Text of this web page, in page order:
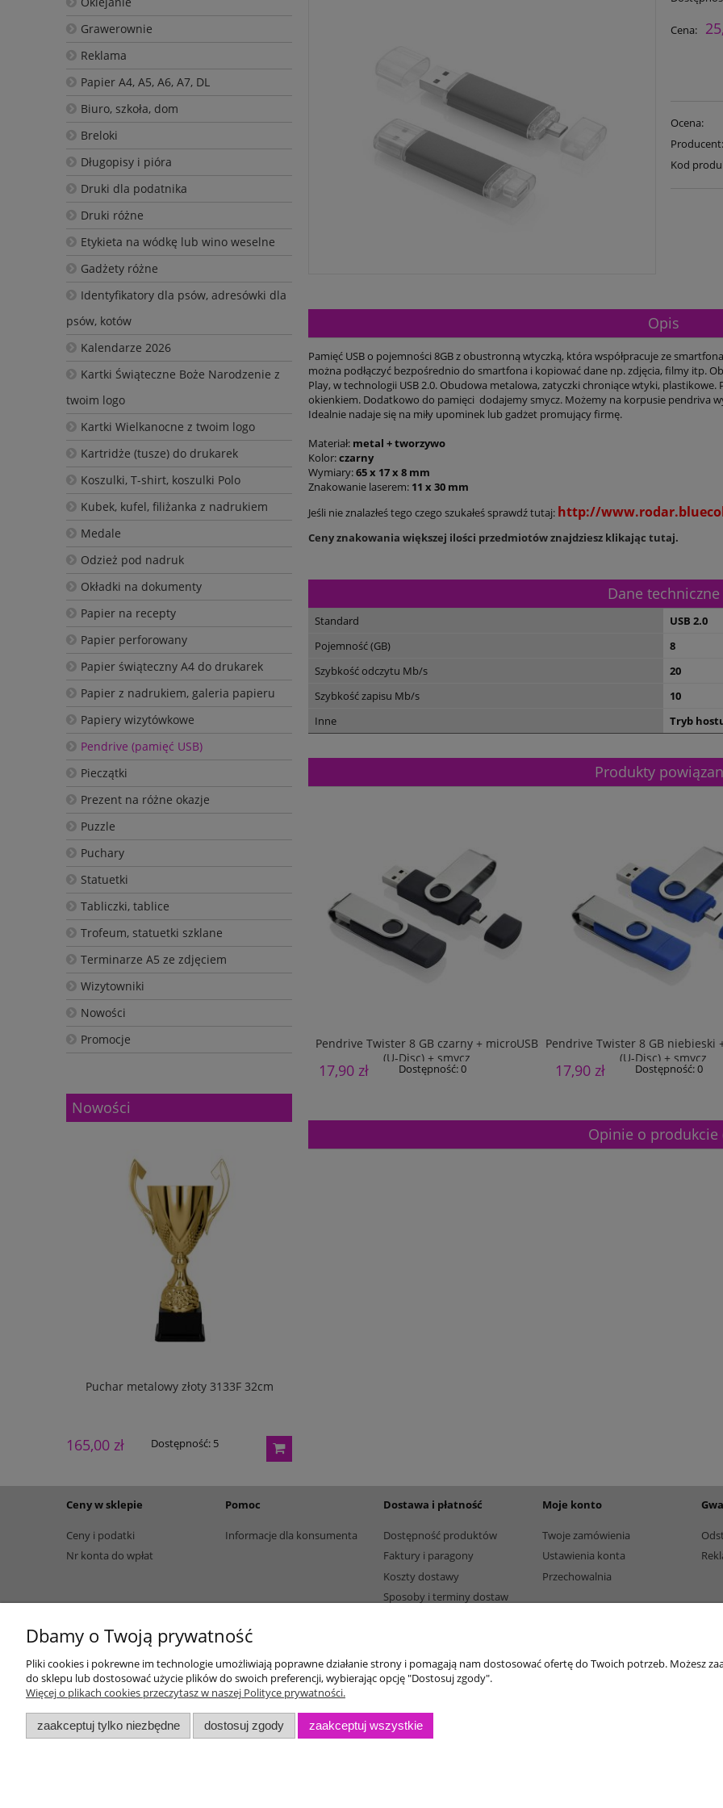
Grawerownie
Reklama
Papier A4, A5, A6, A7, DL
Biuro, szkoła, dom
Breloki
Długopisy i pióra
Druki dla podatnika
Druki różne
Etykieta na wódkę lub wino weselne
Gadżety różne
Identyfikatory dla psów, adresówki dla
psów, kotów
Kalendarze 2026
Kartki Świąteczne Boże Narodzenie z
twoim logo
Kartki Wielkanocne z twoim logo
Kartridże (tusze) do drukarek
Koszulki, T-shirt, koszulki Polo
Kubek, kufel, filiżanka z nadrukiem
Medale
Odzież pod nadruk
Okładki na dokumenty
Papier na recepty
Papier perforowany
Papier świąteczny A4 do drukarek
Papier z nadrukiem, galeria papieru
Papiery wizytówkowe
Pendrive (pamięć USB)
Pieczątki
Prezent na różne okazje
Puzzle
Puchary
Statuetki
Tabliczki, tablice
Trofeum, statuetki szklane
Terminarze A5 ze zdjęciem
Wizytowniki
Nowości
Promocje
Nowości
Puchar metalowy złoty 3133F 32cm
165,00 zł Dostępność: 5
Cena:
Ocena:
Producent:
Kod
Opis
Pamięć USB o pojemności 8GB z obustronną wtyczką, która współpracuje ze
można podłączyć bezpośrednio do smartfona i kopiować dane np. zdjęcia, filmy itp.
Play, w technologii USB 2.0. Obudowa metalowa, zatyczki chroniące wtyki,
okienkiem. Dodatkowo do pamięci dodajemy smycz. Możemy na korpusie pendriva
Idealnie nadaje się na miły upominek lub gadżet promujący firmę.
Materiał: metal + tworzywo
Kolor:czarny
Wymiary:65 x 17 x 8 mm
Znakowanie laserem: 11 x 30 mm
Jeśli nie znalazłeś tego czego szukałeś sprawdź tutaj: http://
Ceny znakowania większej ilości przedmiotów znajdziesz klikając tutaj.
Dane techniczne
Standard
USB 2.0
Pojemność (GB)
8
Szybkość odczytu Mb/s
20
Szybkość zapisu Mb/s
10
Inne
Tryb
Produkty
Pendrive Twister 8 GB czarny + microUSB
(U-Disc) + smycz
17,90 zł Dostępność:0
Pendrive Twister 8 GB niebieski
(U-Disc) + smycz
17,90 zł Dostępność:0
Opinie o produkcie
Ceny w sklepie
Ceny i podatki
Nr konta do wpłat
Pomoc
Informacje dla konsumenta
Dostawa i płatność
Dostępność produktów
Faktury i paragony
Koszty dostawy
Sposoby i terminy dostaw
Moje konto
Twoje zamówienia
Ustawienia konta
Przechowalnia
Dbamy o Twoją prywatność
Pliki cookies i pokrewne im technologie umożliwiają poprawne działanie strony i pomagają nam dostosować ofertę do Twoich potrzeb. Możesz
do sklepu lub dostosować użycie plików do swoich preferencji, wybierając opcję "Dostosuj zgody".
Więcej o plikach cookies przeczytasz w naszej Polityce prywatności.
zaakceptuj tylko niezbędne dostosuj zgody zaakceptuj wszystkie